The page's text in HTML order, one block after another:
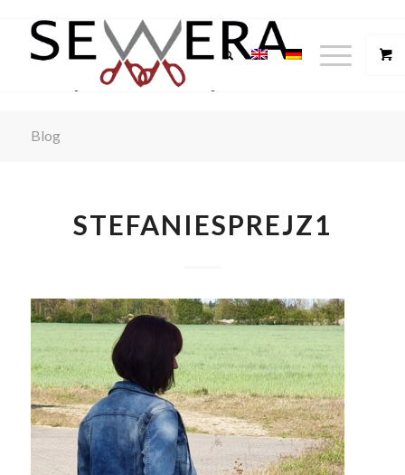
Blog
STEFANIESPREJZ1